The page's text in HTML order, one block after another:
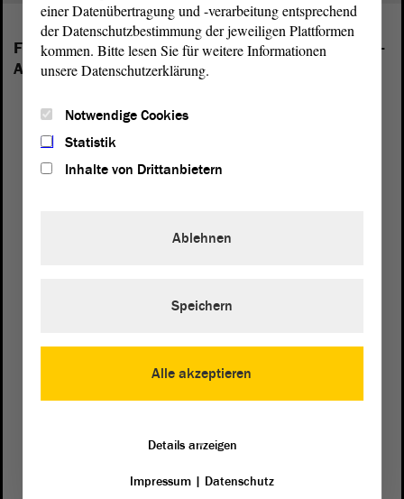
Folgende Fraktionen sind im Landtag von Sachsen-
Anhalt vertreten:
einer Datenübertragung und -verarbeitung entsprechend
der Datenschutzbestimmung der jeweiligen Plattformen
kommen. Bitte lesen Sie für weitere Informationen
unsere Datenschutzerklärung.
Notwendige Cookies
Statistik
Inhalte von Drittanbietern
Alle akzeptieren
Ablehnen
Speichern
Details anzeigen
Impressum| Datenschutz